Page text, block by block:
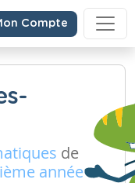
Compte
de
année